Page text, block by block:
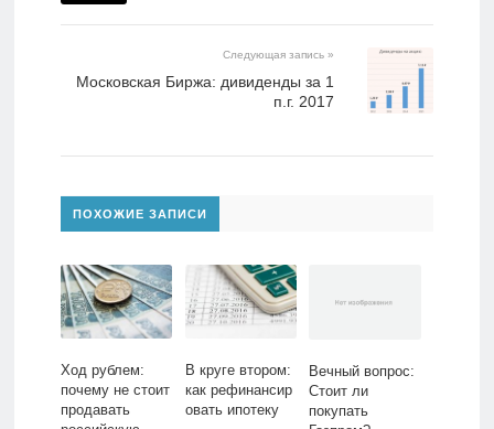
Следующая запись »
Московская Биржа: дивиденды за 1
п.г. 2017
ПОХОЖИЕ ЗАПИСИ
Ход рублем:
почему не стоит
продавать
В круге втором:
как рефинансир
овать ипотеку
Вечный вопрос:
Стоит ли
покупать